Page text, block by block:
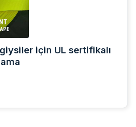
için UL sertifikalı